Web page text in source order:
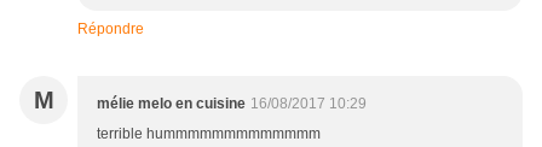
Répondre
M mélie melo en cuisine 16/08/2017 10:29
terrible hummmmmmmmmmmmm